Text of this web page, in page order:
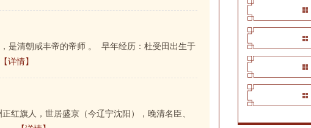
是清朝咸丰帝的帝师 。 早年经历：杜受田出生于
【详情】
红旗人，世居盛京（今辽宁沈阳），晚清名臣、